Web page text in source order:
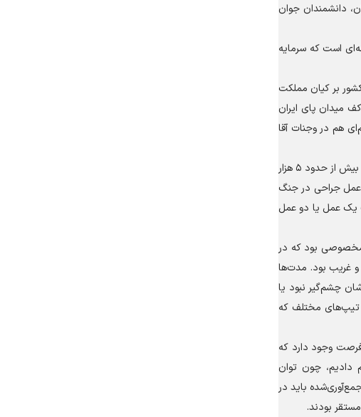
دانشمندان جوان
است که سرمایه
بر کیان مملکت
میدان پای ایران
هم در وجنات آقا
رئیس مرکز روابط عمومی و اطلاع‌رسانی وزارت بهداشت درباره آمار و روند رسیدگی مجروحان جنگ رمضان گفت: در جنگ دوازده روزه بیش از حدود ۵ هزار
لحظه اول خدمات‌شان ارائه شد. نزدیک به ۳ هزار و خورده‌ای عمل جراحی در جنگ
است یک عمل یا دو عمل
مخصوصی بود که در
و غریب بود. مدت‌ها
چشم‌گیر نبود یا
تیپ‌های مختلف که
استراتژیک خون کشور را دو برابر کرد. در دنیا برای ذخیره خون یک استاندارد بین ۷ تا ۸ روز فرصت وجود دارد که
دادیم، چون توان
باید در
بودند.